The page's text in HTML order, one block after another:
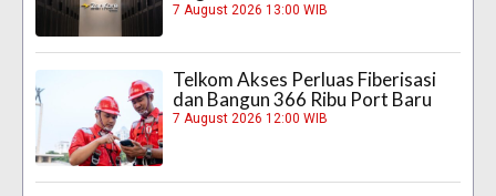
7 August 2026 13:00 WIB
Telkom Akses Perluas Fiberisasi
dan Bangun 366 Ribu Port Baru
7 August 2026 12:00 WIB